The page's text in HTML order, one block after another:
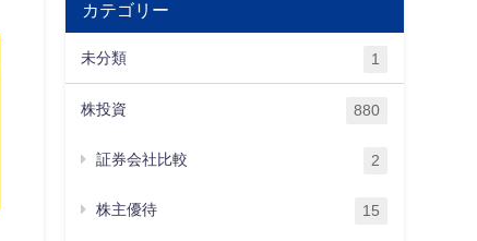
カテゴリー
未分類 1
株投資 880
証券会社比較 2
株主優待 15